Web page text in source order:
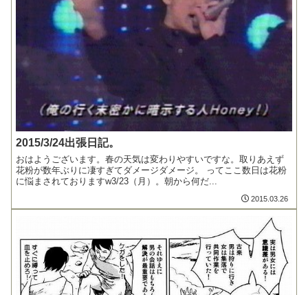
2015/3/24出張日記。
おはようございます。春の天気は変わりやすいですな。取りあえず
花粉が数年ぶりに凄すぎてダメージダメージ。 ってここ数日は花粉
に悩まされておりますw3/23（月）。朝から何だ...
2015.03.26